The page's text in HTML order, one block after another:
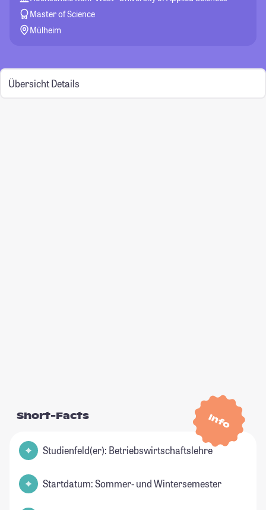
Master of Science
Mülheim
Übersicht Details
Info
Short-Facts
Studienfeld(er): Betriebswirtschaftslehre
Startdatum: Sommer- und Wintersemester